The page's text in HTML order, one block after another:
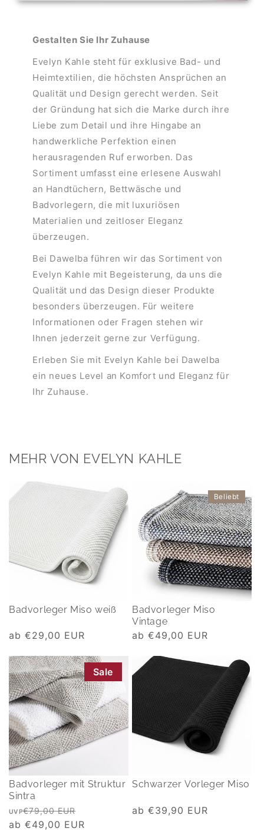
Gestalten Sie Ihr Zuhause
Evelyn Kahle steht für exklusive Bad- und
Heimtextilien, die höchsten Ansprüchen an
Qualität und Design gerecht werden. Seit
der Gründung hat sich die Marke durch ihre
Liebe zum Detail und ihre Hingabe an
handwerkliche Perfektion einen
herausragenden Ruf erworben. Das
Sortiment umfasst eine erlesene Auswahl
an Handtüchern, Bettwäsche und
Badvorlegern, die mit luxuriösen
Materialien und zeitloser Eleganz
überzeugen.
Bei Dawelba führen wir das Sortiment von
Evelyn Kahle mit Begeisterung, da uns die
Qualität und das Design dieser Produkte
besonders überzeugen. Für weitere
Informationen oder Fragen stehen wir
Ihnen jederzeit gerne zur Verfügung.
Erleben Sie mit Evelyn Kahle bei Dawelba
ein neues Level an Komfort und Eleganz für
Ihr Zuhause.
MEHR VON EVELYN KAHLE
Badvorleger Miso weiß
Normaler
ab €29,00 EUR
Badvorleger Miso
Vintage
Normaler
ab €49,00 EUR
Beliebt
Badvorleger mit Struktur
Sintra
Normaler
Preis
UVP€79,00 EUR
Verkaufspreis
ab €49,00 EUR
Sale
Schwarzer Vorleger Miso
Normaler
ab €39,90 EUR